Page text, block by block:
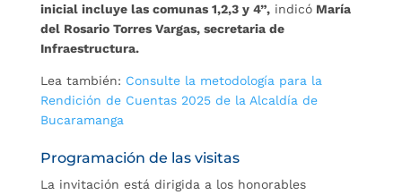
inicial incluye las comunas 1,2,3 y 4”,indicóMaría
del Rosario Torres Vargas, secretaria de
Infraestructura.
Lea también: Consulte la metodología para la
Rendición de Cuentas 2025 de la Alcaldía de
Bucaramanga
Programación de las visitas
La invitación está dirigida a los honorables